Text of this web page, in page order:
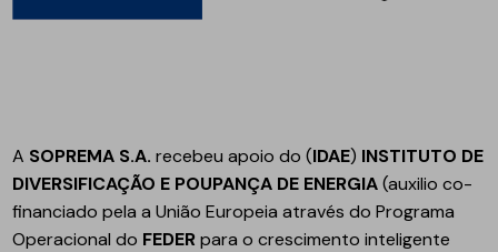
A SOPREMA S.A. recebeu apoio do (IDAE) INSTITUTO DE
DIVERSIFICAÇÃO E POUPANÇA DE ENERGIA(auxilio co-
financiado pela a União Europeia através do Programa
Operacional do FEDERpara o crescimento inteligente